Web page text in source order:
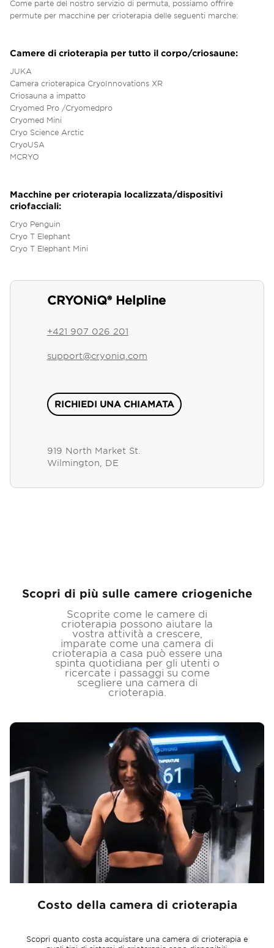
Come parte del nostro servizio di permuta, possiamo offrire
permute per macchine per crioterapia delle seguenti marche:
Camere di crioterapia per tutto il corpo/criosaune:
JUKA
Camera crioterapica CryoInnovations XR
Criosauna a impatto
Cryomed Pro /Cryomedpro
Cryomed Mini
Cryo Science Arctic
CryoUSA
MCRYO
Macchine per crioterapia localizzata/dispositivi
criofacciali:
Cryo Penguin
Cryo T Elephant
Cryo T Elephant Mini
CRYONiQ® Helpline
+421 907 026 201
support@cryoniq.com
RICHIEDI UNA CHIAMATA
919 North Market St.
Wilmington, DE
Scopri di più sulle camere criogeniche
Scoprite come le camere di
crioterapia possono aiutare la
vostra attività a crescere,
imparate come una camera di
crioterapia a casa può essere una
spinta quotidiana per gli utenti o
ricercate i passaggi su come
scegliere una camera di
crioterapia.
Costo della camera di crioterapia
Scopri quanto costa acquistare una camera di crioterapia e